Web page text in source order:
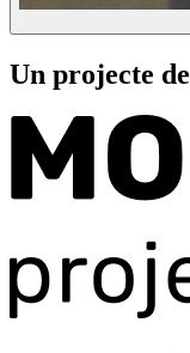
Un projecte de